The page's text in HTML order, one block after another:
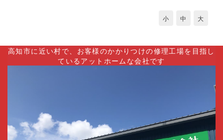
小 中 大
高知市に近い村で、お客様のかかりつけの修理工場を目指し
ているアットホームな会社です